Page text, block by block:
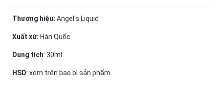
Thương hiệu: Angel's Liquid
Xuất xứ: Hàn Quốc
Dung tích: 30ml
HSD: xem trên bao bì sản phẩm.